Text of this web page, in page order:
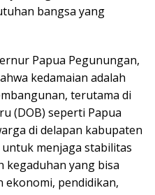
bangsa yang
Papua Pegunungan,
kedamaian adalah
terutama di
(DOB) seperti Papua
di delapan kabupaten
menjaga stabilitas
kegaduhan yang bisa
ekonomi, pendidikan,